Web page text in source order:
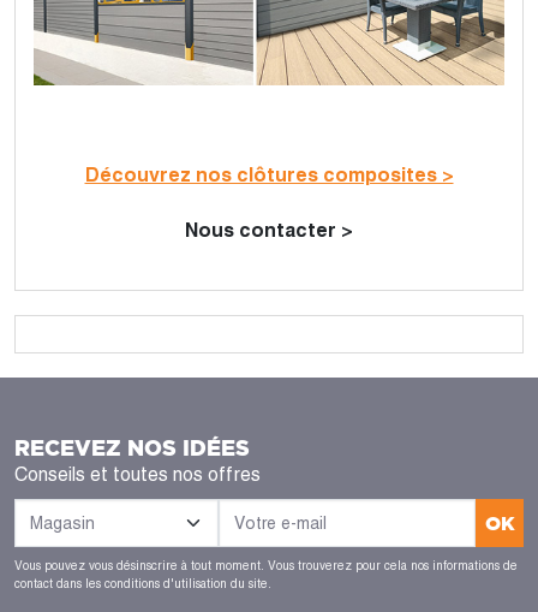
Découvrez nos clôtures composites >
Nous contacter >
RECEVEZ NOS IDÉES
Conseils et toutes nos offres
OK
Vous pouvez vous désinscrire à tout moment. Vous trouverez pour cela nos informations de
contact dans les conditions d'utilisation du site.